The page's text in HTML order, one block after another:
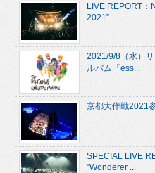
LIVE REPORT：
2021”...
2021/9/8（水）
ルバム『ess...
京都大作戦2021
SPECIAL LIVE
“Wonderer ...